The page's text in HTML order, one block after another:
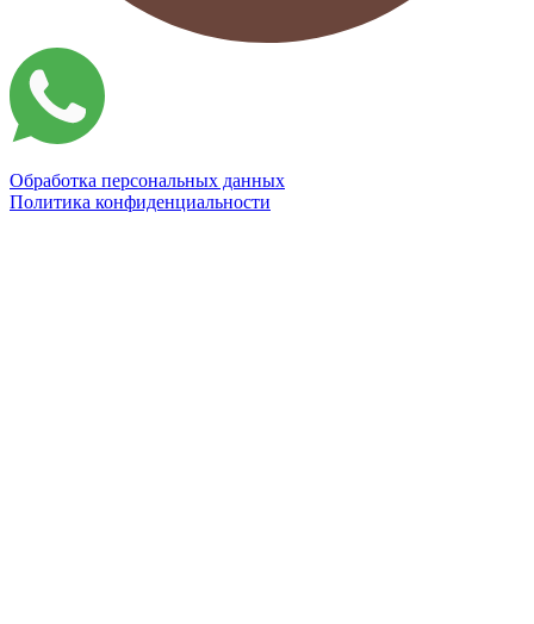
Обработка персональных данных
Политика конфиденциальности